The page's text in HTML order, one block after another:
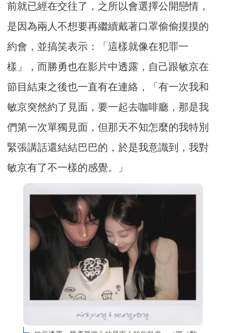
前就已經在交往了，之所以會選擇公開戀情，
是因為兩人不想要再繼續戴著口罩偷偷摸摸的
約會，並搞笑表示：「這樣就像在犯罪一
樣」，而勝勇也在影片中透露，自己跟敏京在
節目結束之後也一直有在連絡，「有一次我和
敏京突然約了見面，要一起去咖啡廳，那是我
們第一次單獨見面，但那天不知怎麼的我特別
緊張講話還結結巴巴的，於是我意識到，我對
敏京有了不一樣的感覺。」